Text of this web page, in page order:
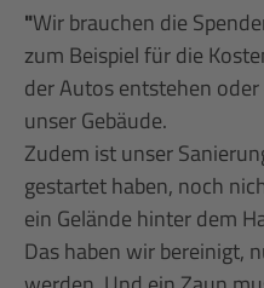
"Wir brauchen die
zum Beispiel für die
der Autos entstehen
unser Gebäude.
Zudem ist unser
gestartet haben, noch
ein Gelände hinter dem
Das haben wir bereinigt,